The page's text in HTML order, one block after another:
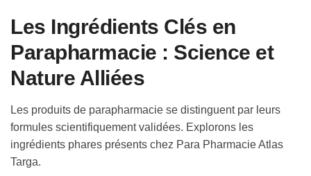
Les Ingrédients Clés en
Parapharmacie : Science et
Nature Alliées
Les produits de parapharmacie se distinguent par leurs
formules scientifiquement validées. Explorons les
ingrédients phares présents chez Para Pharmacie Atlas
Targa.